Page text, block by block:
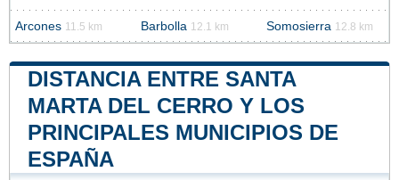
Arcones 11.5 km Barbolla 12.1 km Somosierra 12.8 km
DISTANCIA ENTRE SANTA
MARTA DEL CERRO Y LOS
PRINCIPALES MUNICIPIOS DE
ESPAÑA